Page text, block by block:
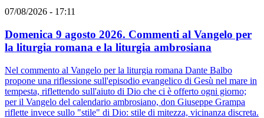
07/08/2026 - 17:11
Domenica 9 agosto 2026. Commenti al Vangelo per
la liturgia romana e la liturgia ambrosiana
Nel commento al Vangelo per la liturgia romana Dante Balbo
propone una riflessione sull'episodio evangelico di Gesù nel mare in
tempesta, riflettendo sull'aiuto di Dio che ci è offerto ogni giorno;
per il Vangelo del calendario ambrosiano, don Giuseppe Grampa
riflette invece sullo "stile" di Dio: stile di mitezza, vicinanza discreta.